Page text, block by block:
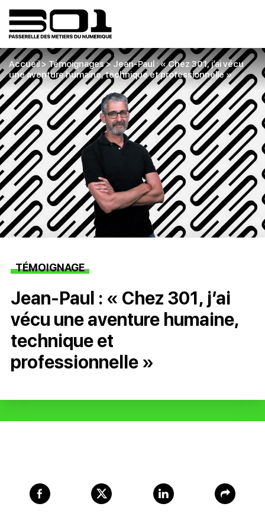
Accueil> Témoignages>Jean-Paul : « Chez 301, j’ai vécu
une aventure humaine, technique et professionnelle »
TÉMOIGNAGE
Jean-Paul : « Chez 301, j’ai
vécu une aventure humaine,
technique et
professionnelle »